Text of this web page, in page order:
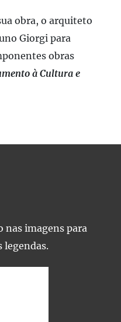
obra, o arquiteto
Giorgi para
obras
à Cultura e
nas imagens para
legendas.